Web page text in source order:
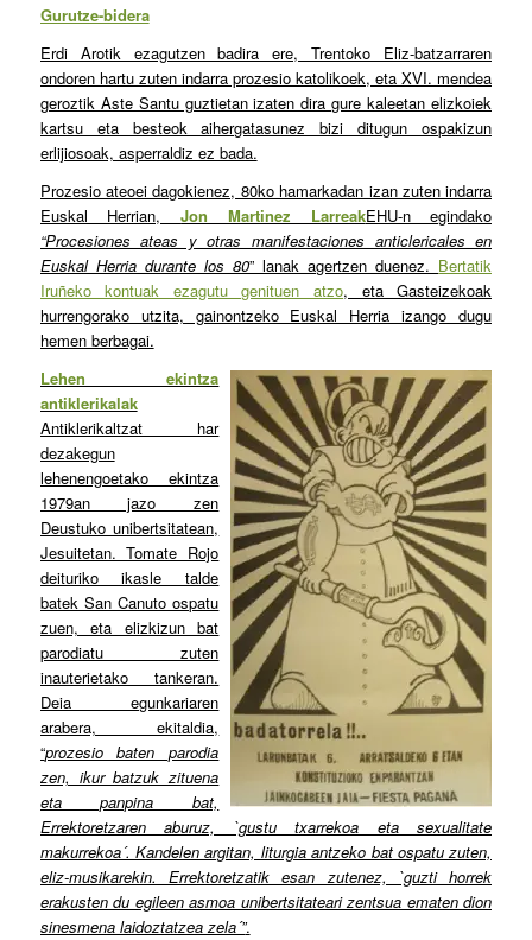
Gurutze-bidera
Erdi Arotik ezagutzen badira ere, Trentoko Eliz-batzarraren
ondoren hartu zuten indarra prozesio katolikoek, eta XVI. mendea
geroztik Aste Santu guztietan izaten dira gure kaleetan elizkoiek
kartsu eta besteok aihergatasunez bizi ditugun ospakizun
erlijiosoak, asperraldiz ez bada.
Prozesio ateoei dagokienez, 80ko hamarkadan izan zuten indarra
Euskal Herrian,Jon Martinez LarreakEHU-n egindako
“Procesiones ateas y otras manifestaciones anticlericales en
Euskal Herria durante los 80” lanak agertzen duenez. Bertatik
Iruñeko kontuak ezagutu genituen atzo, eta Gasteizekoak
hurrengorako utzita, gainontzeko Euskal Herria izango dugu
hemen berbagai.
Lehen ekintza
antiklerikalak
Antiklerikaltzat har
dezakegun
lehenengoetako ekintza
1979an jazo zen
Deustuko unibertsitatean,
Jesuitetan. Tomate Rojo
deituriko ikasle talde
batek San Canuto ospatu
zuen, eta elizkizun bat
parodiatu zuten
inauterietako tankeran.
Deia egunkariaren
arabera, ekitaldia,
“prozesio baten parodia
zen, ikur batzuk zituena
eta panpina bat,
Errektoretzaren aburuz, `gustu txarrekoa eta sexualitate
makurrekoa´. Kandelen argitan, liturgia antzeko bat ospatu zuten,
eliz-musikarekin. Errektoretzatik esan zutenez, `guzti horrek
erakusten du egileen asmoa unibertsitateari zentsua ematen dion
sinesmena laidoztatzea zela´”.